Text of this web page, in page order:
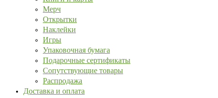
Мерч
Открытки
Наклейки
Игры
Упаковочная бумага
Подарочные сертификаты
Сопутствующие товары
Распродажа
Доставка и оплата